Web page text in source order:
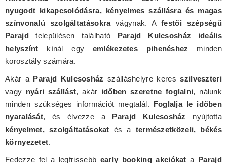
nyugodt kikapcsolódásra, kényelmes szállásra és magas
színvonalú szolgáltatásokravágynak. Afestői szépségű
Parajdtelepülésen található Parajd Kulcsosház ideális
helyszínt kínál egy emlékezetes pihenéshez minden
korosztály számára.
Akár a Parajd Kulcsosház szálláshelyre keresszilveszteri
vagy nyári szállást, akár időben szeretne foglalni, nálunk
minden szükséges információt megtalál. Foglalja le időben
nyaralását, és élvezze a Parajd Kulcsosház
nyújtotta
kényelmet, szolgáltatásokat és a természetközeli, békés
környezetet.
Fedezze fel a legfrissebb early booking akciókat a Parajd